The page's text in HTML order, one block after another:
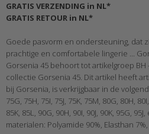
GRATIS VERZENDING in NL*
GRATIS RETOUR in NL*
Goede pasvorm en ondersteuning, dat
prachtige en comfortabele lingerie ...
Gorsenia 45 behoort tot artikelgroep BH
collectie Gorsenia 45. Dit artikel heeft
bij Gorsenia, is verkrijgbaar in de
75G, 75H, 75I, 75J, 75K, 75M, 80G, 80H,
85K, 85L, 90G, 90H, 90I, 90J, 90K, 95G,
materialen: Polyamide 90%, Elasthan